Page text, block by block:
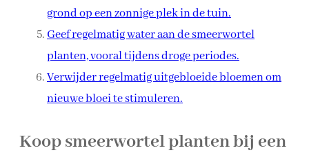
grond op een zonnige plek in de tuin.
Geef regelmatig water aan de smeerwortel
planten, vooral tijdens droge periodes.
Verwijder regelmatig uitgebloeide bloemen om
nieuwe bloei te stimuleren.
Koop smeerwortel planten bij een